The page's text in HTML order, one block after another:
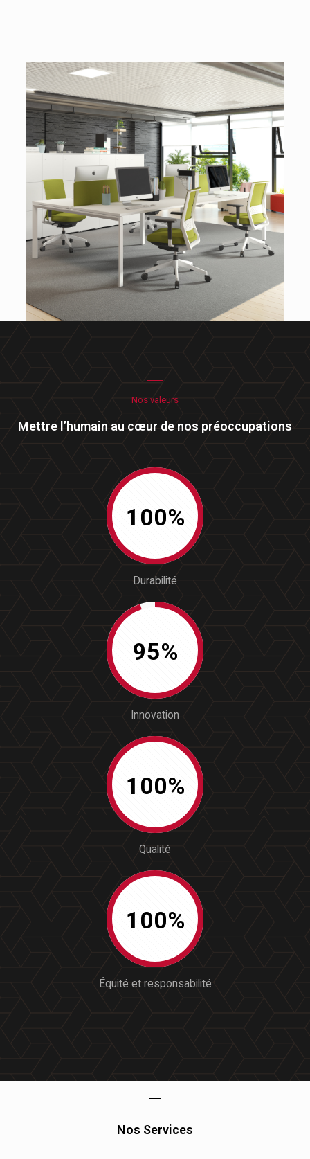
Nos valeurs
Mettre l’humain au cœur de nos préoccupations
100%
Durabilité
95%
Innovation
100%
Qualité
100%
Équité et responsabilité
Nos Services